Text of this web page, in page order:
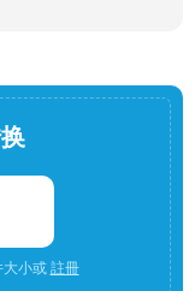
大小或 註冊